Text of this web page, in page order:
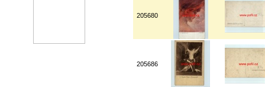
205680
205686